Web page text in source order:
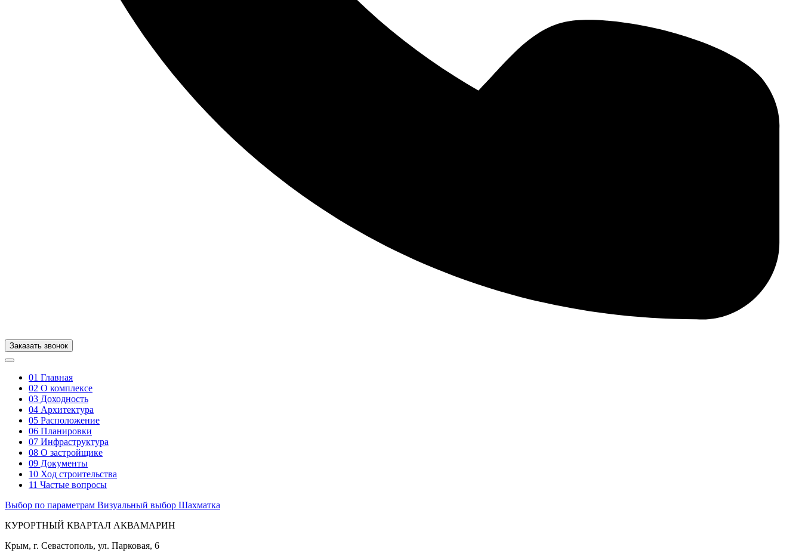
Заказать звонок
01 Главная
02 О комплексе
03 Доходность
04 Архитектура
05 Расположение
06 Планировки
07 Инфраструктура
08 О застройщике
09 Документы
10 Ход строительства
11 Частые вопросы
Выбор по параметрам Визуальный выбор Шахматка
КУРОРТНЫЙ КВАРТАЛ АКВАМАРИН
Крым, г. Севастополь, ул. Парковая, 6